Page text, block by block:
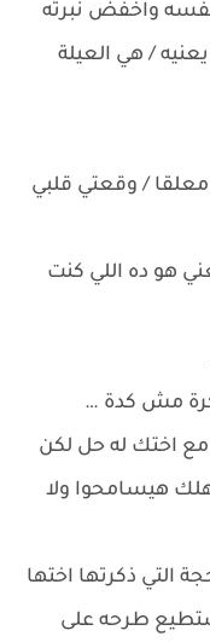
نفسه واخفض نبرته
/ هي العيلة
معلقا / وقعتي قلبي
هو ده اللي كنت
مش كدة …
مع اختك له حل لكن
هيسامحوا ولا
التي ذكرتها اختها
طرحه على